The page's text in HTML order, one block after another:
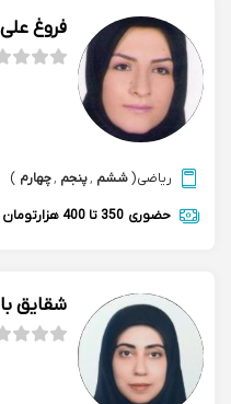
فروغ
ریاضی(ششم ,پنجم ,چهارم )
حضوری 350 تا 400 هزارتومان
شقایق